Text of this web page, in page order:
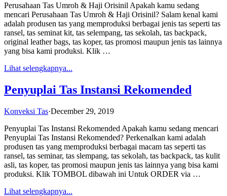
Perusahaan Tas Umroh & Haji Orisinil Apakah kamu sedang
mencari Perusahaan Tas Umroh & Haji Orisinil? Salam kenal kami
adalah produsen tas yang memproduksi berbagai jenis tas seperti tas
ransel, tas seminat kit, tas selempang, tas sekolah, tas backpack,
original leather bags, tas koper, tas promosi maupun jenis tas lainnya
yang bisa kami produksi. Klik …
Lihat selengkapnya...
Penyuplai Tas Instansi Rekomended
Konveksi Tas·December 29, 2019
Penyuplai Tas Instansi Rekomended Apakah kamu sedang mencari
Penyuplai Tas Instansi Rekomended? Perkenalkan kami adalah
produsen tas yang memproduksi berbagai macam tas seperti tas
ransel, tas seminar, tas slempang, tas sekolah, tas backpack, tas kulit
asli, tas koper, tas promosi maupun jenis tas lainnya yang bisa kami
produksi. Klik TOMBOL dibawah ini Untuk ORDER via …
Lihat selengkapnya...